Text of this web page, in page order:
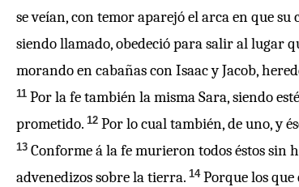
se veían, con temor aparejó el arca en que
siendo llamado, obedeció para salir al lugar
morando en cabañas con Isaac y Jacob,
11 Por la fe también la misma Sara, siendo
prometido. 12 Por lo cual también, de uno, y
13 Conforme á la fe murieron todos éstos sin
advenedizos sobre la tierra. 14 Porque los